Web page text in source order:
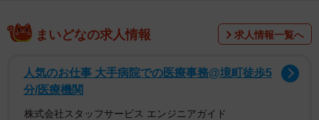
まいどなの求人情報 求人情報一覧へ
人気のお仕事 大手病院での医療事務@境町徒歩5
分/医療機関
株式会社スタッフサービス エンジニアガイド